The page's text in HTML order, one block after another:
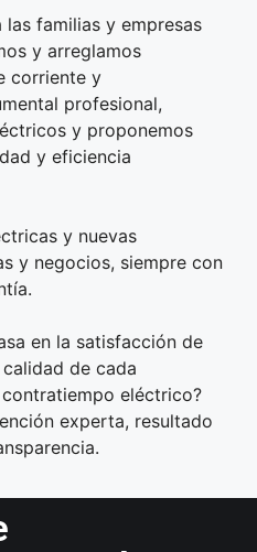
las familias y empresas
y arreglamos
corriente y
profesional,
y proponemos
y eficiencia
y nuevas
y negocios, siempre con
en la satisfacción de
de cada
eléctrico?
experta, resultado